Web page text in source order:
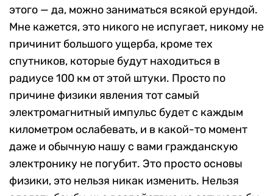
этого — да, можно заниматься всякой ерундой.
Мне кажется, это никого не испугает, никому не
причинит большого ущерба, кроме тех
спутников, которые будут находиться в
радиусе 100 км от этой штуки. Просто по
причине физики явления тот самый
электромагнитный импульс будет с каждым
километром ослабевать, и в какой-то момент
даже и обычную нашу с вами гражданскую
электронику не погубит. Это просто основы
физики, это нельзя никак изменить. Нельзя